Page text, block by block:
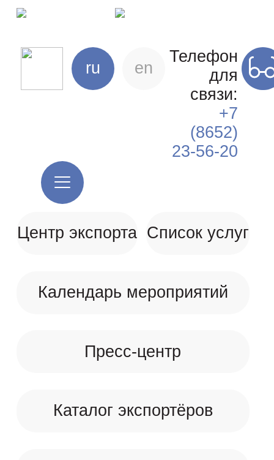
ru en
Телефон
для
связи:
+7
(8652)
23-56-20
Центр экспорта Список услуг
Календарь мероприятий
Пресс-центр
Каталог экспортёров